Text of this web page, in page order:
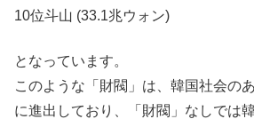
10位斗山 (33.1兆ウォン)
となっています。
このような「財閥」は、韓国社会の
に進出しており、「財閥」なしでは